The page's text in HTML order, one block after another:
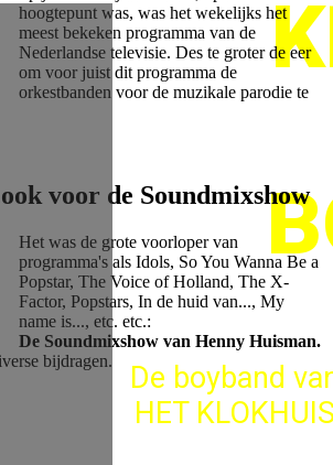
De boyband
HET
hoogtepunt was, was het wekelijks het
meest bekeken programma van de
Nederlandse televisie. Des te groter de eer
om voor juist dit programma de
orkestbanden voor de muzikale parodie te
voor de Soundmixshow
Het was de grote voorloper van
programma's als Idols, So You Wanna Be a
Popstar, The Voice of Holland, The X-
Factor, Popstars, In de huid van..., My
name is..., etc. etc.:
De Soundmixshow van Henny Huisman.
bijdragen.